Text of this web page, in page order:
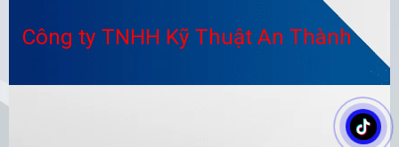
Công ty TNHH Kỹ Thuật An Thành